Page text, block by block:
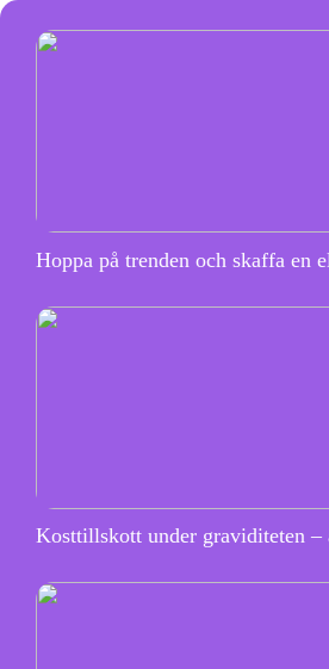
Hoppa på trenden och skaffa en
Kosttillskott under graviditeten –